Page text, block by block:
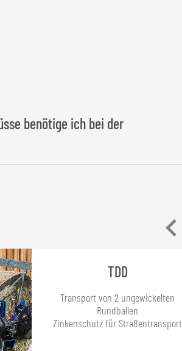
benötige ich bei der
Breitenverstellung“ ist
TDD
Transport von 2 ungewickelten
Rundballen
Zinkenschutz für Straßentransport